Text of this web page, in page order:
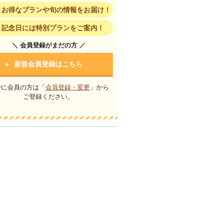
お得なプランや旬の情報をお届け！
記念日には特別プランをご案内！
＼ 会員登録がまだの方 ／
新規会員登録はこちら
会員の方は「 会員登録・変更 」から
ご登録ください。